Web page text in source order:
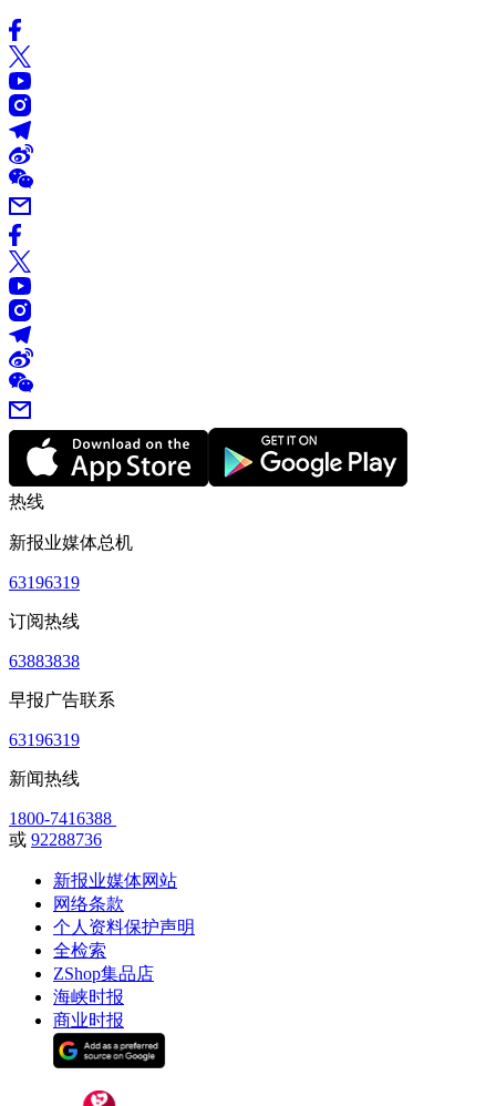
热线
新报业媒体总机
63196319
订阅热线
63883838
早报广告联系
63196319
新闻热线
1800-7416388
或 92288736
新报业媒体网站
网络条款
个人资料保护声明
全检索
ZShop集品店
海峡时报
商业时报